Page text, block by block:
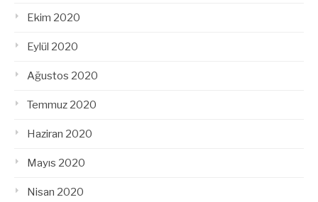
Ekim 2020
Eylül 2020
Ağustos 2020
Temmuz 2020
Haziran 2020
Mayıs 2020
Nisan 2020